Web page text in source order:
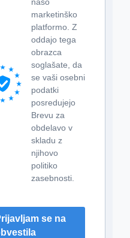
marketinško
platformo. Z
oddajo tega
obrazca
soglašate, da
se vaši osebni
podatki
posredujejo
Brevu za
obdelavo v
skladu z
njihovo
politiko
zasebnosti.
se na